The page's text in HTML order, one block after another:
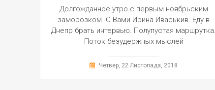
Долгожданное утро с первым ноябрьским
заморозком. С Вами Ирина Иваськив. Еду в
Днепр брать интервью. Полупустая маршрутка.
Поток безудержных мыслей
Четвер, 22 Листопада, 2018